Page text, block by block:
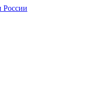
России